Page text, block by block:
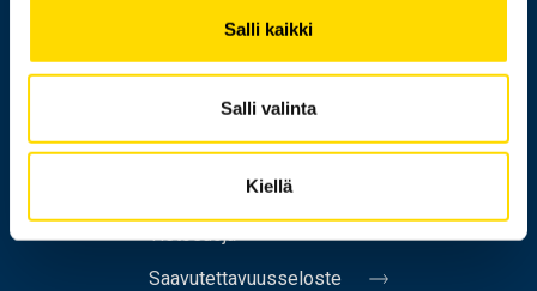
Salli kaikki
Salli valinta
Kiellä
Laskutusosoite
Medialle
Messi
Tietoa sivustosta
Saavutettavuusseloste